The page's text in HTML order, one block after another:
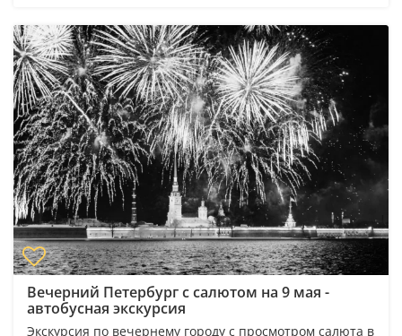
Вечерний Петербург с салютом на 9 мая -
автобусная экскурсия
Экскурсия по вечернему городу с просмотром салюта в